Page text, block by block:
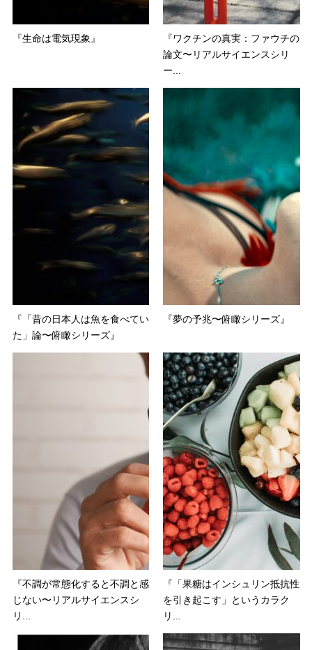
『生命は電気現象』
『ワクチンの真実：ファウチの
論文〜リアルサイエンスシリ
ー...
『「昔の日本人は魚を食べてい
た」論〜俯瞰シリーズ』
『夢の予兆〜俯瞰シリーズ』
『不調が常態化すると不調と感
じない〜リアルサイエンスシ
リ...
『「果糖はインシュリン抵抗性
を引き起こす」というカラク
リ...